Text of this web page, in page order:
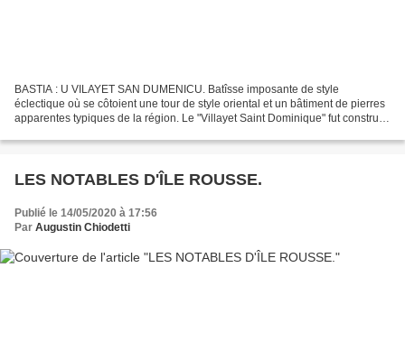
BASTIA : U VILAYET SAN DUMENICU. Batîsse imposante de style
éclectique où se côtoient une tour de style oriental et un bâtiment de pierres
apparentes typiques de la région. Le "Villayet Saint Dominique" fut construit
LES NOTABLES D'ÎLE ROUSSE.
Publié le 14/05/2020 à 17:56
Par Augustin Chiodetti